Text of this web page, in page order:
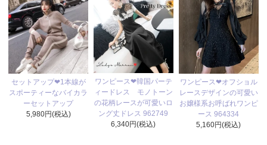
セットアップ❤1本線が
スポーティーなバイカラ
ーセットアップ
5,980円(税込)
ワンピース❤韓国パーテ
ィードレス モノトーン
の花柄レースが可愛いロ
ング丈ドレス 962749
6,340円(税込)
ワンピース❤オフショル
レースデザインの可愛い
お嬢様系お呼ばれワンピ
ース 964334
5,160円(税込)